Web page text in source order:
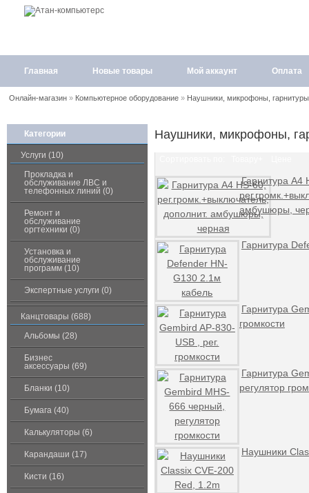
Главная Новые товары Мой аккаунт Оплата
Онлайн-магазин» Компьютерное оборудование» Наушники, микрофоны, гарнитуры
Категории
Услуги (10)
Прокладка и
обслуживание ЛВС и
телефонных линий (0)
Ремонт и
обслуживание
оргтехники (0)
Установка и
обслуживание
программ (10)
Экспертные услуги (0)
Канцтовары (688)
Альбомы (28)
Бизнес
аксессуары (69)
Бланки (10)
Бумага (40)
Калькуляторы (6)
Карандаши (17)
Кисти (16)
Наушники, микрофоны,
Гарнитура A4
амбушюры,
Гарнитура
Гарнитура
громкости
Гарнитура
регулятор
Наушники